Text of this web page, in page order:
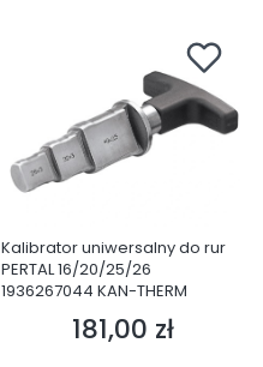
Kalibrator uniwersalny do rur
PERTAL 16/20/25/26
1936267044 KAN-THERM
Cena
181,00 zł